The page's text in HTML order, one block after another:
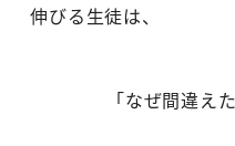
伸びる生徒は、
「なぜ間違えた